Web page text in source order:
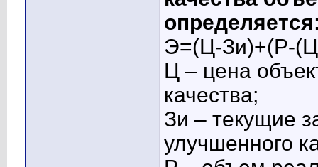
Э=(Ц-Зи)+(Р-
Ц – цена
качества;
Зи – текущие
улучшенного